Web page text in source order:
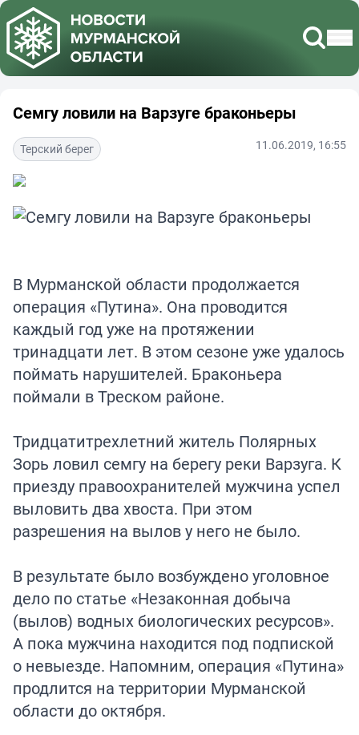
Семгу ловили на Варзуге браконьеры
Терский берег 11.06.2019, 16:55
В Мурманской области продолжается
операция «Путина». Она проводится
каждый год уже на протяжении
тринадцати лет. В этом сезоне уже удалось
поймать нарушителей. Браконьера
поймали в Треском районе.
Тридцатитрехлетний житель Полярных
Зорь ловил семгу на берегу реки Варзуга. К
приезду правоохранителей мужчина успел
выловить два хвоста. При этом
разрешения на вылов у него не было.
В результате было возбуждено уголовное
дело по статье «Незаконная добыча
(вылов) водных биологических ресурсов».
А пока мужчина находится под подпиской
о невыезде. Напомним, операция «Путина»
продлится на территории Мурманской
области до октября.